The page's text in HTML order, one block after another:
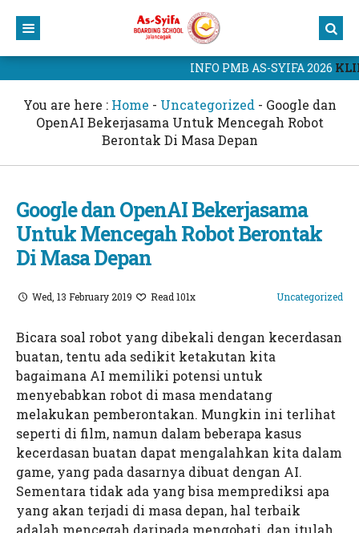
Profil
Sekolah
Civitas Akademik
Kurikulum As-Syifa
Kalender Akademik
Berita
Berita Terbaru
Prestasi Sekolah
Blog Guru
Portal As-Syifa
Portal Murid
CBT As-Syifa
PMB 2025
Website As-Syifa
Website Yayasan
Yayasan As-Syifa Al-Khoeriyah
As-Syifa Boarding School
Kampus 1 As-Syifa Jalancagak
TKIT As-Syifa
SMPIT As-Syifa Jalancagak
SMAIT As-Syifa Jalancagak
LTIQ As-Syifa
STIQ As-Syifa
Kampus 2 As-Syifa Wanareja
SMPIT As-Syifa Wanareja
SMAIT As-Syifa Wanareja
Kampus 3 As-Syifa Sagalaherang
Kampus 4 As-Syifa Jalancagak 2
SMPIT As-Syifa Jalancagak 2
SMK-IT As-Syifa
Hubungi Kami
INFO PMB AS-SYIFA 2026
You are here : Home - Uncategorized - Google dan
OpenAI Bekerjasama Untuk Mencegah Robot
Berontak Di Masa Depan
Google dan OpenAI Bekerjasama
Untuk Mencegah Robot Berontak
Di Masa Depan
Wed, 13 February 2019 Read 101x Uncategorized
Bicara soal robot yang dibekali dengan kecerdasan
buatan, tentu ada sedikit ketakutan kita
bagaimana AI memiliki potensi untuk
menyebabkan robot di masa mendatang
melakukan pemberontakan. Mungkin ini terlihat
seperti di film, namun dalam beberapa kasus
kecerdasan buatan dapat mengalahkan kita dalam
game, yang pada dasarnya dibuat dengan AI.
Sementara tidak ada yang bisa memprediksi apa
yang akan terjadi di masa depan, hal terbaik
adalah mencegah daripada mengobati, dan itulah